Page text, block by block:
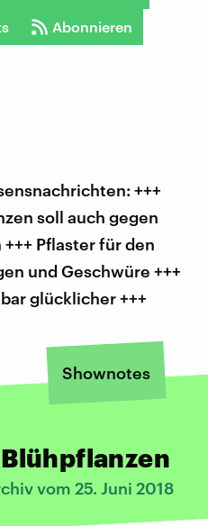
Abonnieren
+++
soll auch gegen
Pflaster für den
und Geschwüre +++
glücklicher +++
Shownotes
vom 25. Juni 2018